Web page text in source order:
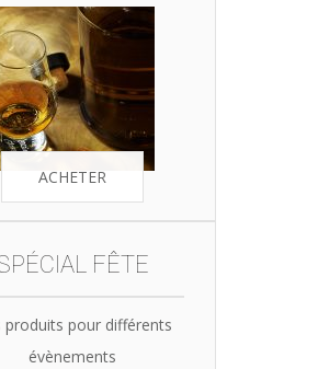
ACHETER
FÊTE
produits pour différents
évènements